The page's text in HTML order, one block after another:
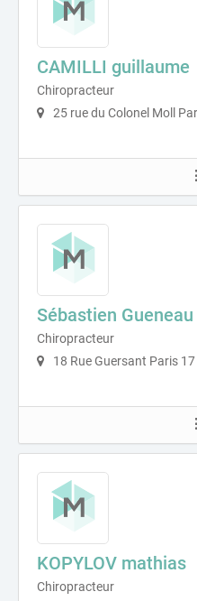
CAMILLI guillaume
Chiropracteur
25 rue du Colonel Moll
Sébastien Gueneau
Chiropracteur
18 Rue Guersant Paris
KOPYLOV mathias
Chiropracteur